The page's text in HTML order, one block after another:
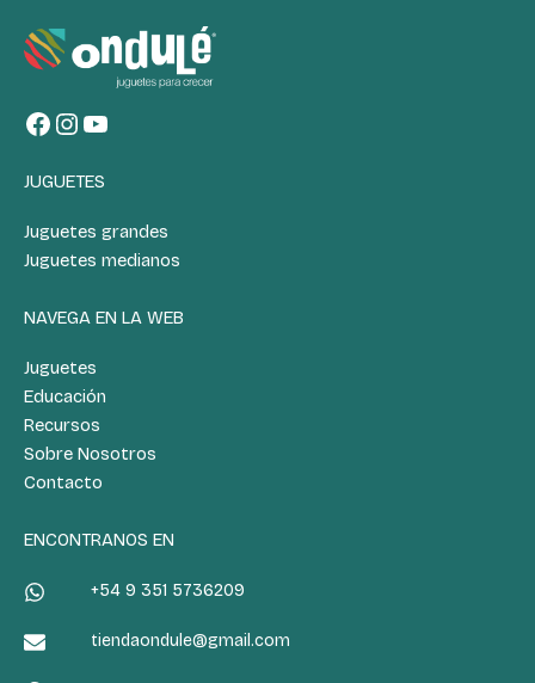
Facebook
Instagram
YouTube
JUGUETES
Juguetes grandes
Juguetes medianos
NAVEGA EN LA WEB
Juguetes
Educación
Recursos
Sobre Nosotros
Contacto
ENCONTRANOS EN
+54 9 351 5736209
tiendaondule@gmail.com